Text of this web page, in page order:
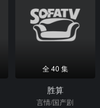
全 40 集
胜算
言情/国产剧